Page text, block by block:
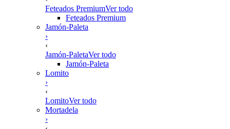
Feteados PremiumVer todo
Feteados Premium
Jamón-Paleta
›
‹
Jamón-PaletaVer todo
Jamón-Paleta
Lomito
›
‹
LomitoVer todo
Mortadela
›